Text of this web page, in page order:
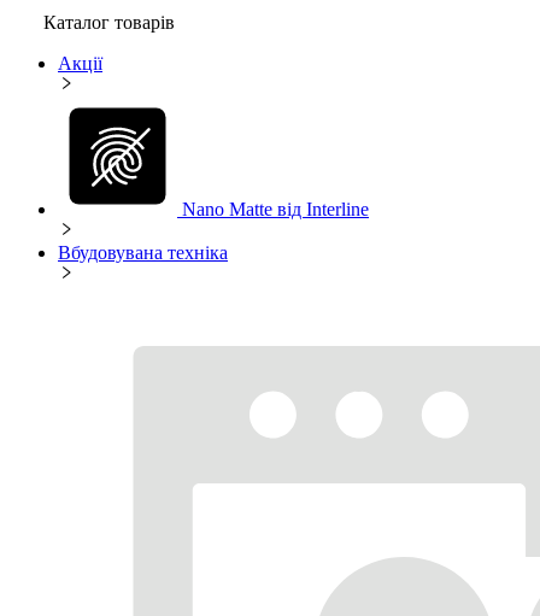
Каталог товарів
Акції
Nano Matte від Interline
Вбудовувана техніка